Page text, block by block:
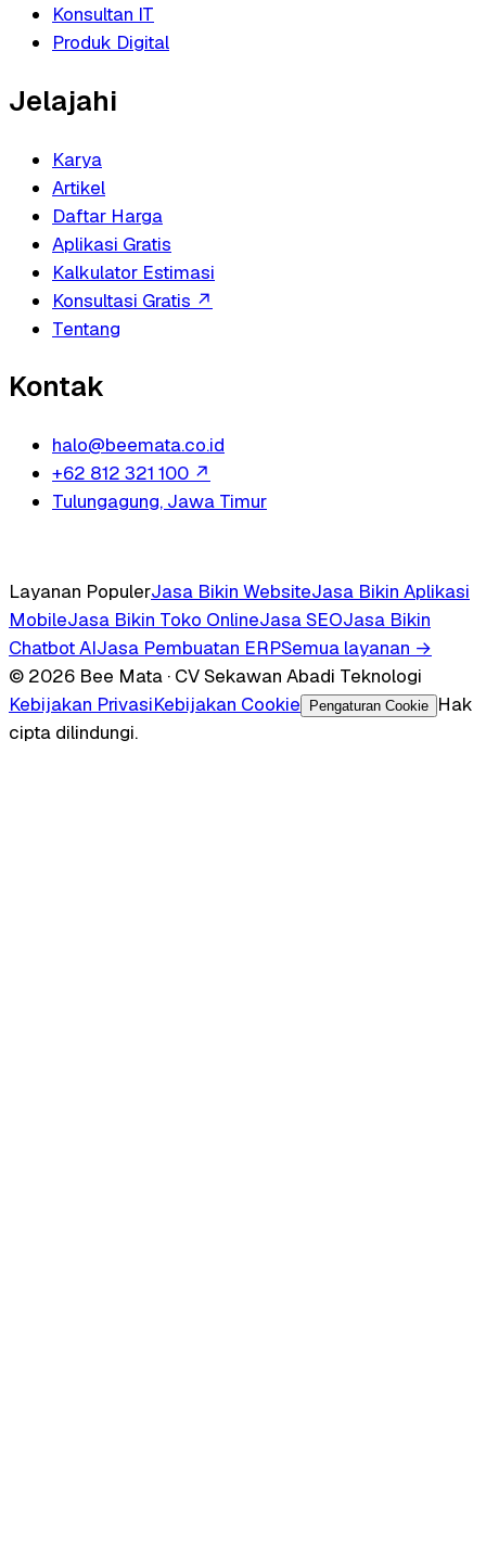
Konsultan IT
Produk Digital
Jelajahi
Karya
Artikel
Daftar Harga
Aplikasi Gratis
Kalkulator Estimasi
Konsultasi Gratis ↗
Tentang
Kontak
halo@beemata.co.id
+62 812 321 100 ↗
Tulungagung, Jawa Timur
Layanan PopulerJasa Bikin WebsiteJasa Bikin Aplikasi
MobileJasa Bikin Toko OnlineJasa SEOJasa Bikin
Chatbot AIJasa Pembuatan ERPSemua layanan →
© 2026 Bee Mata · CV Sekawan Abadi Teknologi
Kebijakan PrivasiKebijakan Cookie Pengaturan Cookie
Hak
cipta dilindungi.